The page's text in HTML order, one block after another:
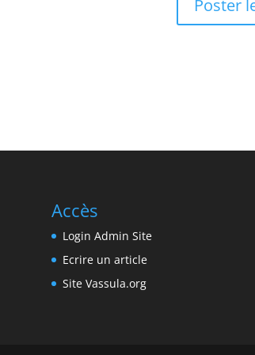
Accès
Login Admin Site
Ecrire un article
Site Vassula.org